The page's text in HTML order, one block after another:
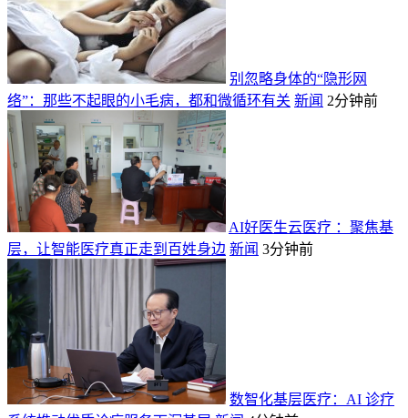
别忽略身体的“隐形网
络”：那些不起眼的小毛病，都和微循环有关 新闻 2分钟前
AI好医生云医疗 ：聚焦基
层，让智能医疗真正走到百姓身边 新闻 3分钟前
数智化基层医疗：AI 诊疗